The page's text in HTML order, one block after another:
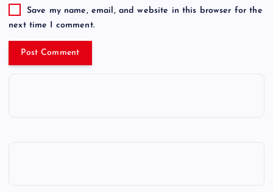
Save my name, email, and website in this browser for the
next time I comment.